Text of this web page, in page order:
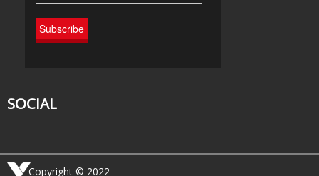
SOCIAL
Copyright © 2022